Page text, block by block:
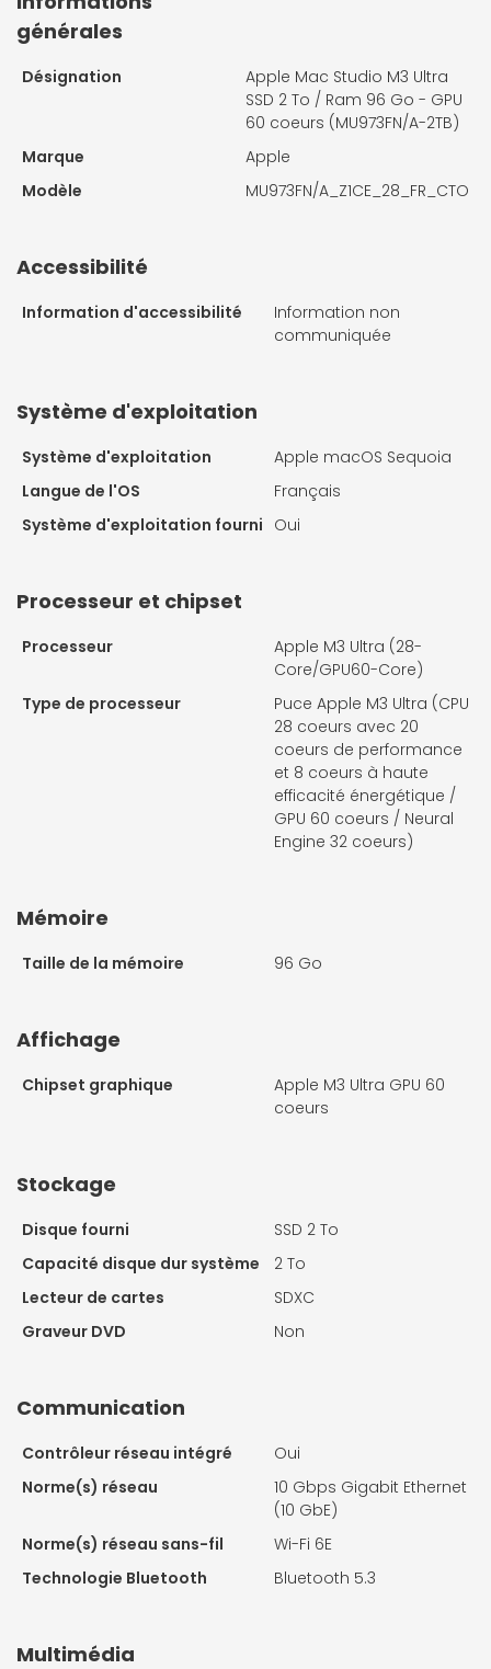
générales
Désignation
Apple Mac Studio M3 Ultra
SSD 2 To / Ram 96 Go - GPU
60 coeurs (MU973FN/A-2TB)
Marque
Apple
Modèle
MU973FN/A_Z1CE_28_FR_CTO
Accessibilité
Information d'accessibilité
Information non
communiquée
Système d'exploitation
Système d'exploitation
Apple macOS Sequoia
Langue de l'OS
Français
Système d'exploitation fourni Oui
Processeur et chipset
Processeur
Apple M3 Ultra (28-
Core/GPU60-Core)
Type de processeur
Puce Apple M3 Ultra (CPU
28 coeurs avec 20
coeurs de performance
et 8 coeurs à haute
efficacité énergétique /
GPU 60 coeurs / Neural
Engine 32 coeurs)
Mémoire
Taille de la mémoire 96 Go
Affichage
Chipset graphique
Apple M3 Ultra GPU 60
coeurs
Stockage
Disque fourni
SSD 2 To
Capacité disque dur système
2 To
Lecteur de cartes
SDXC
Graveur DVD
Non
Communication
Contrôleur réseau intégré
Oui
Norme(s) réseau
10 Gbps Gigabit Ethernet
(10 GbE)
Norme(s) réseau sans-fil
Wi-Fi 6E
Technologie Bluetooth
Bluetooth 5.3
Multimédia